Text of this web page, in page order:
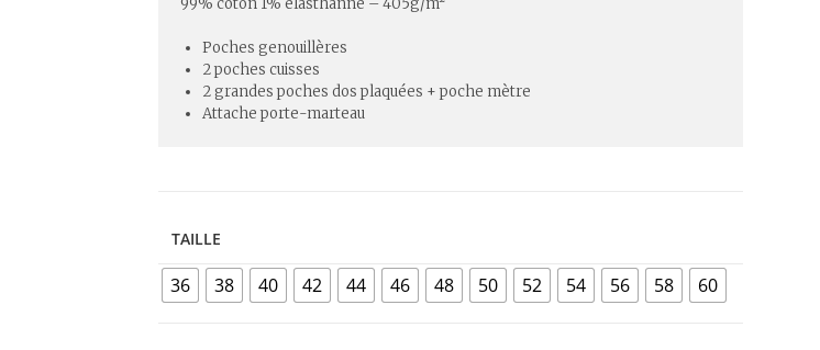
99% coton 1% élasthanne – 405g/m²
Poches genouillères
2 poches cuisses
2 grandes poches dos plaquées + poche mètre
Attache porte-marteau
TAILLE
36 38 40 42 44 46 48 50 52 54 56 58 60